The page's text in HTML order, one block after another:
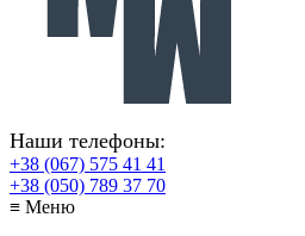
Наши телефоны:
+38 (067) 575 41 41
+38 (050) 789 37 70
≡ Меню